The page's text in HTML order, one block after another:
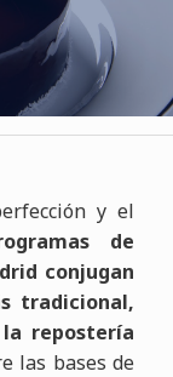
y el
de
conjugan
tradicional,
repostería
las bases de